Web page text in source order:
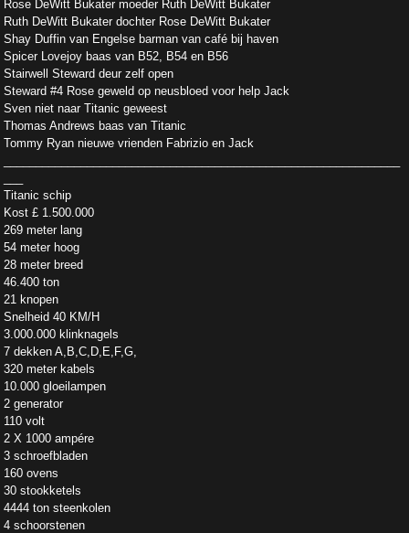
Rose DeWitt Bukater moeder Ruth DeWitt Bukater
Ruth DeWitt Bukater dochter Rose DeWitt Bukater
Shay Duffin van Engelse barman van café bij haven
Spicer Lovejoy baas van B52, B54 en B56
Stairwell Steward deur zelf open
Steward #4 Rose geweld op neusbloed voor help Jack
Sven niet naar Titanic geweest
Thomas Andrews baas van Titanic
Tommy Ryan nieuwe vrienden Fabrizio en Jack
Titanic schip
Kost £ 1.500.000
269 meter lang
54 meter hoog
28 meter breed
46.400 ton
21 knopen
Snelheid 40 KM/H
3.000.000 klinknagels
7 dekken A,B,C,D,E,F,G,
320 meter kabels
10.000 gloeilampen
2 generator
110 volt
2 X 1000 ampére
3 schroefbladen
160 ovens
30 stookketels
4444 ton steenkolen
4 schoorstenen